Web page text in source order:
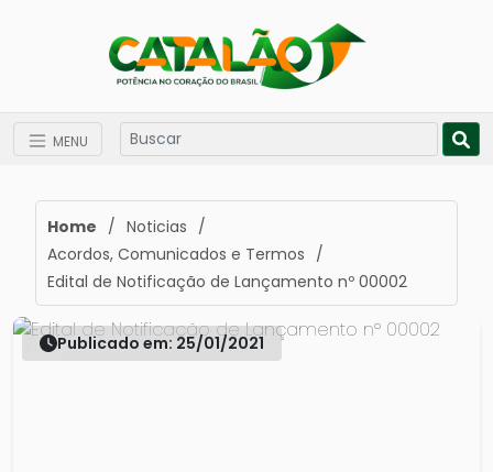
MENU
Home / Noticias /
Acordos, Comunicados e Termos /
Edital de Notificação de Lançamento nº 00002
Publicado em: 25/01/2021